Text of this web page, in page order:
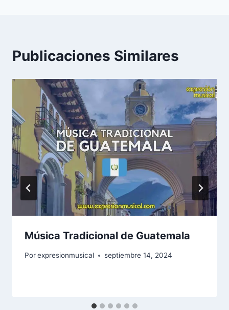
Publicaciones Similares
Música Tradicional de Guatemala
Porexpresionmusical septiembre 14, 2024